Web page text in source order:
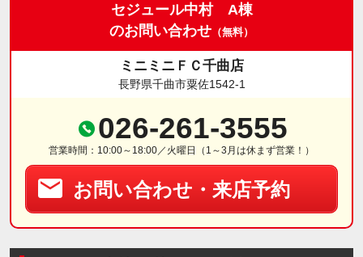
セジュール中村 A棟
のお問い合わせ （無料）
ミニミニＦＣ千曲店
長野県千曲市粟佐1542-1
026-261-3555
営業時間：10:00～18:00／火曜日（1～3月は休まず営業！）
お問い合わせ・来店予約